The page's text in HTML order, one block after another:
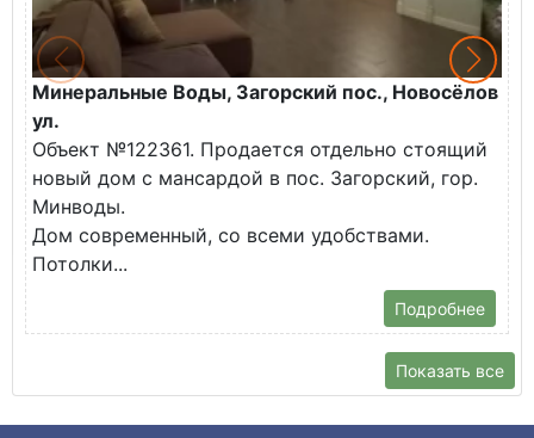
Минеральные Воды, Загорский пос., Новосёлов
ул.
Объект №122361. Продается отдельно стоящий
новый дом с мансардой в пос. Загорский, гор.
Минводы.
Дом современный, со всеми удобствами.
Потолки...
Подробнее
Показать все